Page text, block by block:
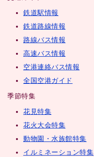
鉄道駅情報
鉄道路線情報
路線バス情報
高速バス情報
空港連絡バス情報
全国空港ガイド
季節特集
花見特集
花火大会特集
動物園・水族館特集
イルミネーション特集